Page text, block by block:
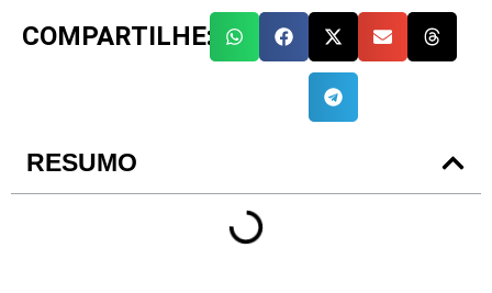
COMPARTILHE:
RESUMO